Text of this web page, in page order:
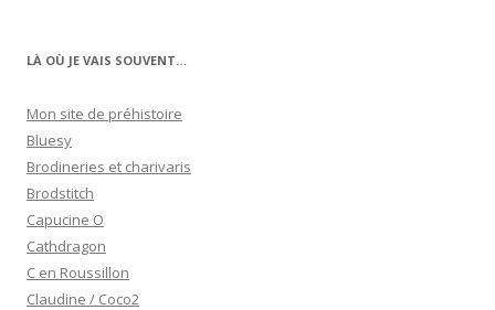
LÀ OÙ JE VAIS SOUVENT…
Mon site de préhistoire
Bluesy
Brodineries et charivaris
Brodstitch
Capucine O
Cathdragon
C en Roussillon
Claudine / Coco2